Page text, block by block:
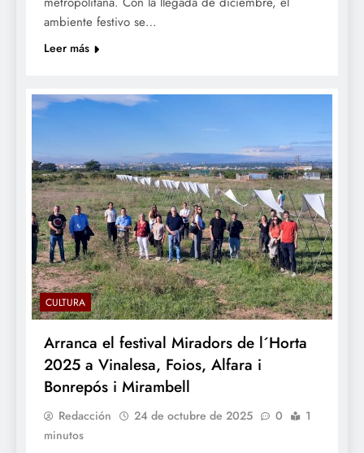
ambiente festivo se…
Leer más
CULTURA
Arranca el festival Miradors de l´Horta
2025 a Vinalesa, Foios, Alfara i
Bonrepós i Mirambell
Redacción 24 de octubre de 2025 0
1
minutos